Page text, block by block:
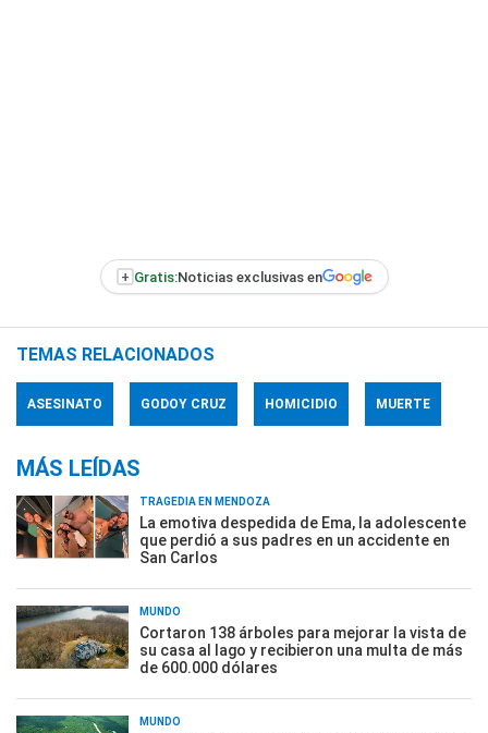
+ Gratis:Noticias exclusivas en
TEMAS RELACIONADOS
ASESINATO GODOY CRUZ HOMICIDIO MUERTE
MÁS LEÍDAS
TRAGEDIA EN MENDOZA
La emotiva despedida de Ema, la adolescente
que perdió a sus padres en un accidente en
San Carlos
MUNDO
Cortaron 138 árboles para mejorar la vista de
su casa al lago y recibieron una multa de más
de 600.000 dólares
MUNDO